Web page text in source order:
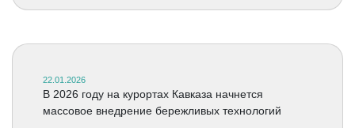
22.01.2026
В 2026 году на курортах Кавказа начнется
массовое внедрение бережливых технологий